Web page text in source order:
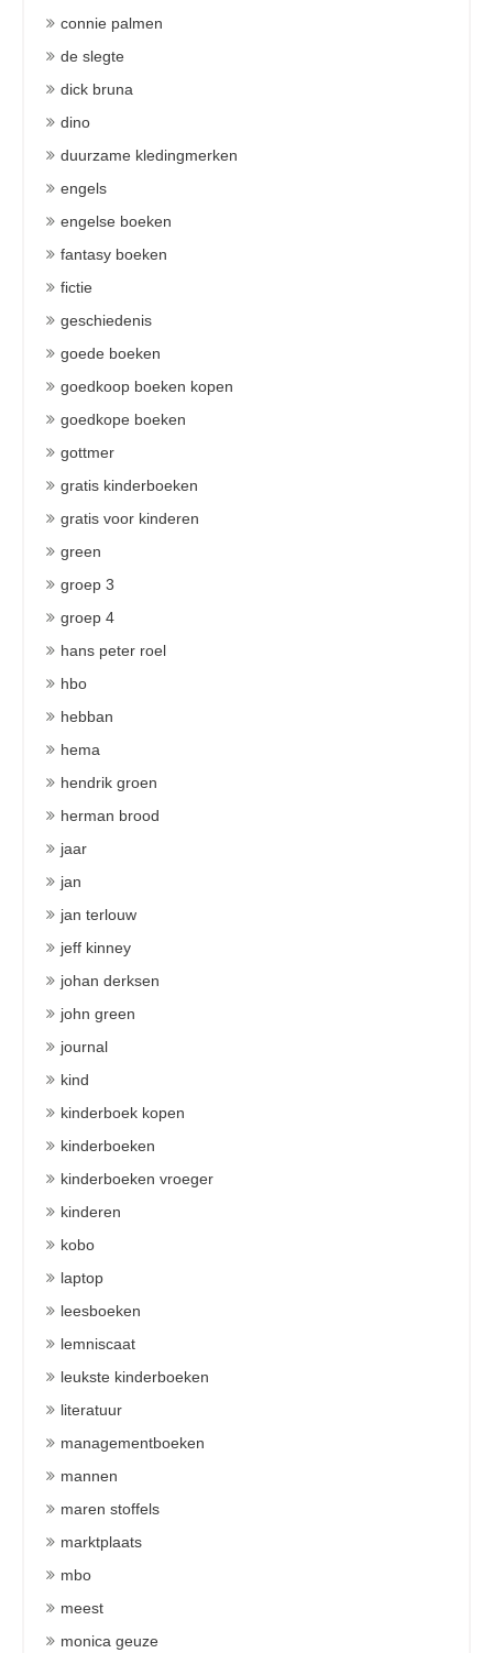
connie palmen
de slegte
dick bruna
dino
duurzame kledingmerken
engels
engelse boeken
fantasy boeken
fictie
geschiedenis
goede boeken
goedkoop boeken kopen
goedkope boeken
gottmer
gratis kinderboeken
gratis voor kinderen
green
groep 3
groep 4
hans peter roel
hbo
hebban
hema
hendrik groen
herman brood
jaar
jan
jan terlouw
jeff kinney
johan derksen
john green
journal
kind
kinderboek kopen
kinderboeken
kinderboeken vroeger
kinderen
kobo
laptop
leesboeken
lemniscaat
leukste kinderboeken
literatuur
managementboeken
mannen
maren stoffels
marktplaats
mbo
meest
monica geuze